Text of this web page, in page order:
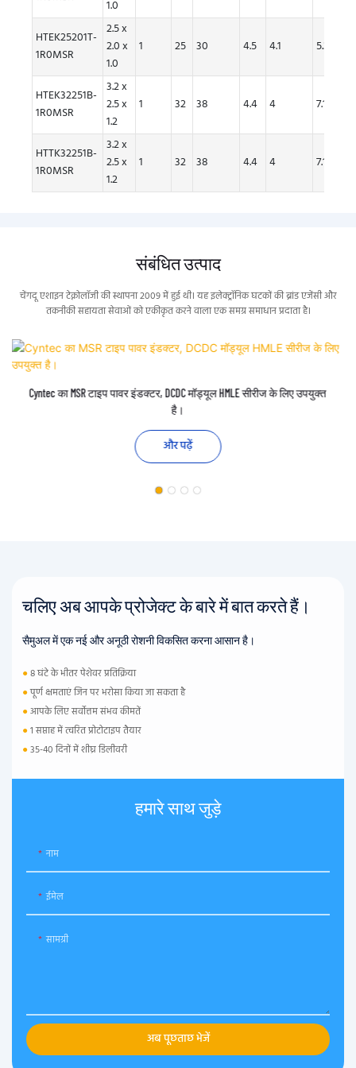
1.0
HTEK25201T-
1R0MSR
2.5 x
2.0 x
1.0
1 25 30 4.5 4.1 5.3
HTEK32251B-
1R0MSR
3.2 x
2.5 x
1.2
1 32 38 4.4 4 7.1
HTTK32251B-
1R0MSR
3.2 x
2.5 x
1.2
1 32 38 4.4 4 7.1
संबंधित उत्पाद
चेंगदू एशाइन टेक्नोलॉजी की स्थापना 2009 में हुई थी। यह इलेक्ट्रॉनिक घटकों की ब्रांड एजेंसी और
तकनीकी सहायता सेवाओं को एकीकृत करने वाला एक समग्र समाधान प्रदाता है।
Cyntec का MSR टाइप पावर इंडक्टर, DCDC मॉड्यूल HMLE सीरीज के लिए उपयुक्त
है।
और पढ़ें
चलिए अब आपके प्रोजेक्ट के बारे में बात करते हैं।
सैमुअल में एक नई और अनूठी रोशनी विकसित करना आसान है।
●8 घंटे के भीतर पेशेवर प्रतिक्रिया
●पूर्ण क्षमताएं जिन पर भरोसा किया जा सकता है
●आपके लिए सर्वोत्तम संभव कीमतें
●1 सप्ताह में त्वरित प्रोटोटाइप तैयार
●35-40 दिनों में शीघ्र डिलीवरी
हमारे साथ जुड़े
नाम
ईमेल
सामग्री
अब पूछताछ भेजें